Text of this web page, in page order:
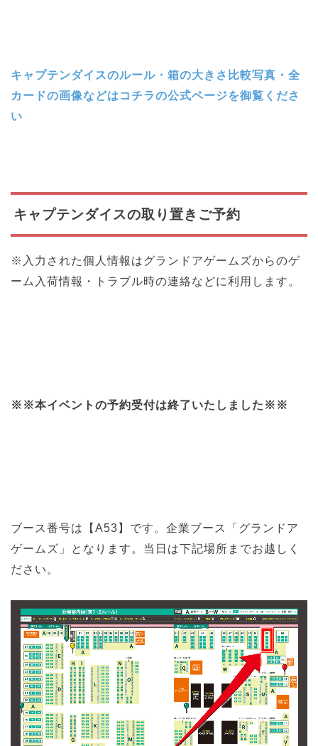
キャプテンダイスのルール・箱の大きさ比較写真・全
カードの画像などはコチラの公式ページを御覧くださ
い
キャプテンダイスの取り置きご予約
※入力された個人情報はグランドアゲームズからのゲ
ーム入荷情報・トラブル時の連絡などに利用します。
※※本イベントの予約受付は終了いたしました※※
ブース番号は【A53】です。企業ブース「グランドア
ゲームズ」となります。当日は下記場所までお越しく
ださい。